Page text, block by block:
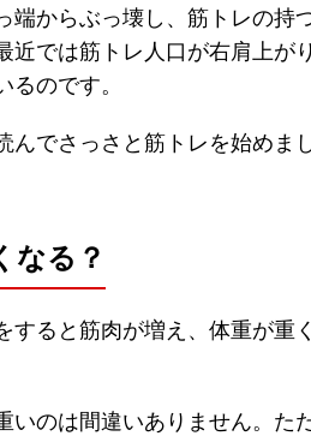
端からぶっ壊し、筋トレの持
近では筋トレ人口が右肩上が
るのです。
でさっさと筋トレを始めま
なる？
すると筋肉が増え、体重が重
のは間違いありません。た